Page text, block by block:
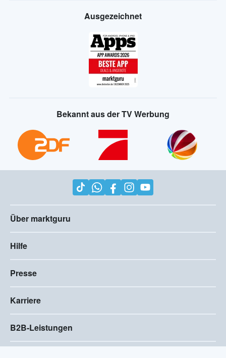
Ausgezeichnet
Bekannt aus der TV Werbung
Über marktguru
Hilfe
Presse
Karriere
B2B-Leistungen